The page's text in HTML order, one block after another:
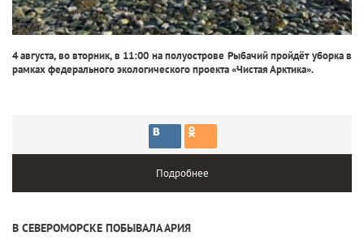
4 августа, во вторник, в 11:00 на полуострове Рыбачий пройдёт уборка в
рамках федерального экологического проекта «Чистая Арктика».
Подробнее
В СЕВЕРОМОРСКЕ ПОБЫВАЛА АРИЯ